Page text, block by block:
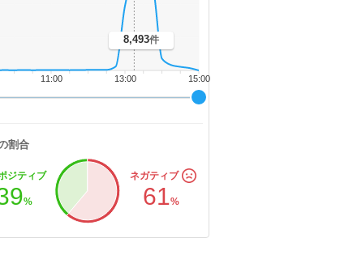
15:00
13:00
11:00
8,493件
割合
ジティブ
%
ネガティブ
61%